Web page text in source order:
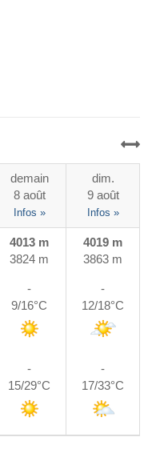
demain
8 août
Infos »
dim.
9 août
Infos »
4013 m
3824 m
4019 m
3863 m
-
9/16°C
-
12/18°C
-
15/29°C
-
17/33°C